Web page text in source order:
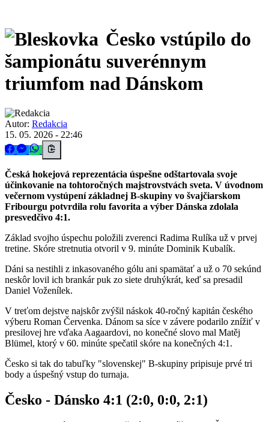
Česko vstúpilo do
šampionátu suverénnym
triumfom nad Dánskom
Autor: Redakcia
15. 05. 2026 - 22:46
Česká hokejová reprezentácia úspešne odštartovala svoje
účinkovanie na tohtoročných majstrovstvách sveta. V úvodnom
večernom vystúpení základnej B-skupiny vo švajčiarskom
Fribourgu potvrdila rolu favorita a výber Dánska zdolala
presvedčivo 4:1.
Základ svojho úspechu položili zverenci Radima Rulíka už v prvej
tretine. Skóre stretnutia otvoril v 9. minúte Dominik Kubalík.
Dáni sa nestihli z inkasovaného gólu ani spamätať a už o 70 sekúnd
neskôr lovil ich brankár puk zo siete druhýkrát, keď sa presadil
Daniel Voženílek.
V treťom dejstve najskôr zvýšil náskok 40-ročný kapitán českého
výberu Roman Červenka. Dánom sa síce v závere podarilo znížiť v
presilovej hre vďaka Aagaardovi, no konečné slovo mal Matěj
Blümel, ktorý v 60. minúte spečatil skóre na konečných 4:1.
Česko si tak do tabuľky "slovenskej" B-skupiny pripisuje prvé tri
body a úspešný vstup do turnaja.
Česko - Dánsko 4:1 (2:0, 0:0, 2:1)